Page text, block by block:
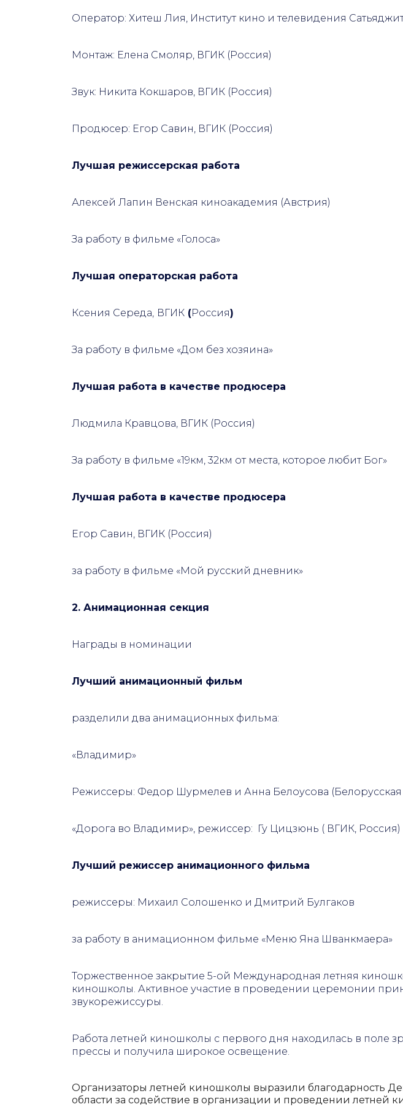
Оператор: Хитеш Лия, Институт кино и телевидения
Монтаж: Елена Смоляр, ВГИК (Россия)
Звук: Никита Кокшаров, ВГИК (Россия)
Продюсер: Егор Савин, ВГИК (Россия)
Лучшая режиссерская работа
Алексей Лапин Венская киноакадемия (Австрия)
За работу в фильме «Голоса»
Лучшая операторская работа
Ксения Середа, ВГИК (Россия)
За работу в фильме «Дом без хозяина»
Лучшая работа в качестве продюсера
Людмила Кравцова, ВГИК (Россия)
За работу в фильме «19км, 32км от места, которое любит Бог»
Лучшая работа в качестве продюсера
Егор Савин, ВГИК (Россия)
за работу в фильме «Мой русский дневник»
2. Анимационная секция
Награды в номинации
Лучший анимационный фильм
разделили два анимационных фильма:
«Владимир»
Режиссеры: Федор Шурмелев и Анна Белоусова (Белорусская
«Дорога во Владимир», режиссер: Гу Цицзюнь ( ВГИК, Россия)
Лучший режиссер анимационного фильма
режиссеры: Михаил Солошенко и Дмитрий Булгаков
за работу в анимационном фильме «Меню Яна Шванкмаера»
Торжественное закрытие 5-ой Международная летняя
киношколы. Активное участие в проведении церемонии
звукорежиссуры.
Работа летней киношколы с первого дня находилась в поле
прессы и получила широкое освещение.
Организаторы летней киношколы выразили благодарность
области за содействие в организации и проведении летней